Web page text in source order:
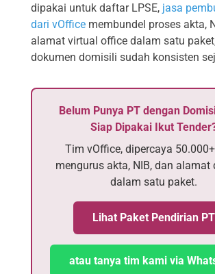
dipakai untuk daftar LPSE, jasa
dari vOffice membundel proses akta,
alamat virtual office dalam satu
dokumen domisili sudah konsisten
Belum Punya PT dengan
Siap Dipakai Ikut
Tim vOffice, dipercaya
mengurus akta, NIB, dan alamat
dalam satu paket.
Lihat Paket Pendirian PT
atau tanya tim kami via